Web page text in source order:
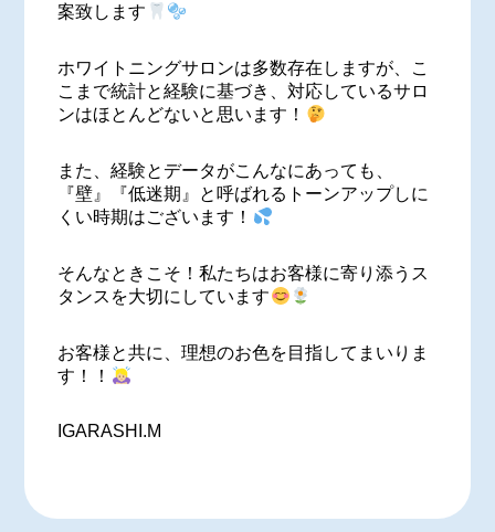
案致します
ホワイトニングサロンは多数存在しますが、こ
こまで統計と経験に基づき、対応しているサロ
ンはほとんどないと思います！
また、経験とデータがこんなにあっても、
『壁』『低迷期』と呼ばれるトーンアップしに
くい時期はございます！
そんなときこそ！私たちはお客様に寄り添うス
タンスを大切にしています
お客様と共に、理想のお色を目指してまいりま
す！！
IGARASHI.M